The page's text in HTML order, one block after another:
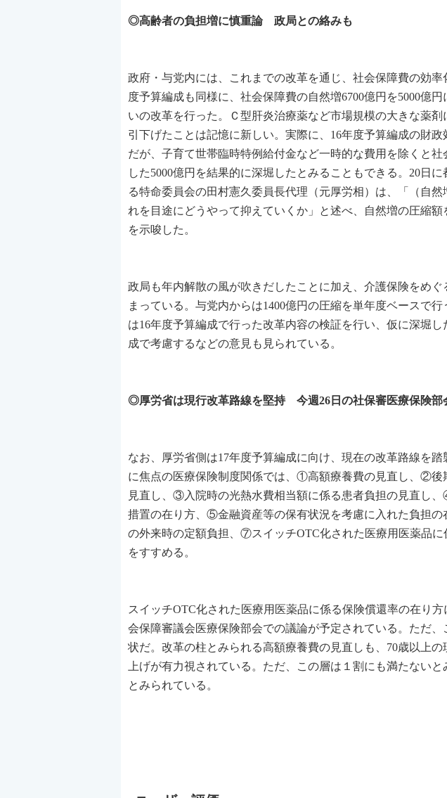
◎高齢者の負担増に慎重論 政局との絡みも
政府・与党内には、これまでの改革を通じ、社会保障費の効
度予算編成も同様に、社会保障費の自然増6700億円を5000億
いの改革を行った。Ｃ型肝炎治療薬など市場規模の大きな薬
引下げたことは記憶に新しい。実際に、16年度予算編成の財
だが、子育て世帯臨時特例給付金など一時的な費用を除くと
した5000億円を結果的に深堀したとみることもできる。20日
る特命委員会の田村憲久委員長代理（元厚労相）は、「（自
れを目途にどうやって抑えていくか」と述べ、自然増の圧縮
を示唆した。
政局も年内解散の風が吹きだしたことに加え、介護保険をめ
まっている。与党内からは1400億円の圧縮を単年度ベースで
は16年度予算編成で行った改革内容の検証を行い、仮に深堀
成で考慮するなどの意見も見られている。
◎厚労省は現行改革路線を堅持 今週26日の社保審医療保険部
なお、厚労省側は17年度予算編成に向け、現在の改革路線を
に焦点の医療保険制度関係では、①高額療養費の見直し、②後
見直し、③入院時の光熱水費相当額に係る患者負担の見直し
措置の在り方、⑤金融資産等の保有状況を考慮に入れた負担
の外来時の定額負担、⑦スイッチOTC化された医療用医薬品
をすすめる。
スイッチOTC化された医療用医薬品に係る保険償還率の在り
会保障審議会医療保険部会での議論が予定されている。ただ
状だ。改革の柱とみられる高額療養費の見直しも、70歳以上
上げが有力視されている。ただ、この層は１割にも満たない
とみられている。